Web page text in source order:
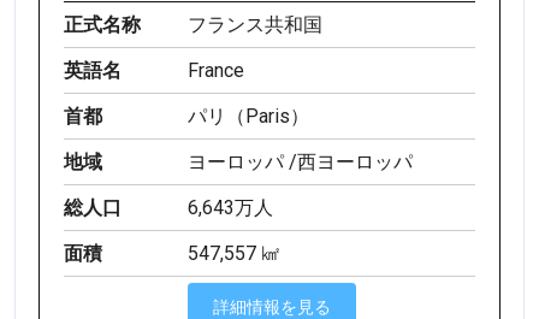
正式名称
フランス共和国
英語名
France
首都
パリ（Paris）
地域
ヨーロッパ /西ヨーロッパ
総人口
6,643万人
面積
547,557 ㎢
詳細情報を見る